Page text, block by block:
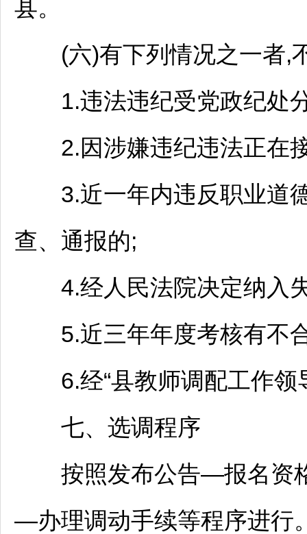
县。
(六)有下列情况之一者,
1.违法违纪受党政纪处
2.因涉嫌违纪违法正在
3.近一年内违反职业道德
查、通报的;
4.经人民法院决定纳入
5.近三年年度考核有不
6.经“县教师调配工作领
七、选调程序
按照发布公告—报名资
—办理调动手续等程序进行